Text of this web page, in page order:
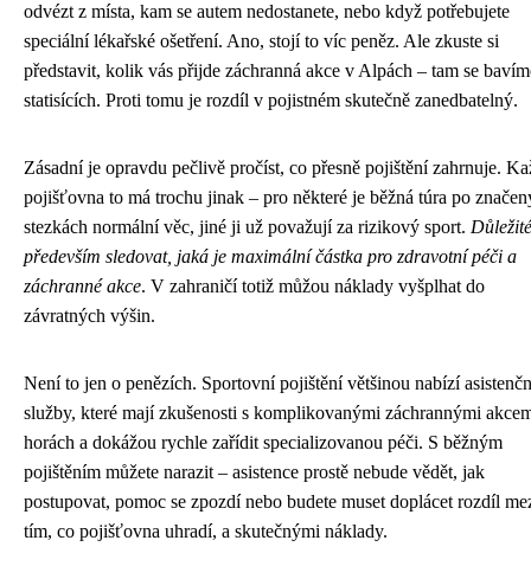
odvézt z místa, kam se autem nedostanete, nebo když potřebujete
speciální lékařské ošetření. Ano, stojí to víc peněz. Ale zkuste si
představit, kolik vás přijde záchranná akce v Alpách – tam se
statisících. Proti tomu je rozdíl v pojistném skutečně zanedbatelný.
Zásadní je opravdu pečlivě pročíst, co přesně pojištění zahrnuje.
pojišťovna to má trochu jinak – pro některé je běžná túra po
stezkách normální věc, jiné ji už považují za rizikový sport.
především sledovat, jaká je maximální částka pro zdravotní péči a
záchranné akce. V zahraničí totiž můžou náklady vyšplhat do
závratných výšin.
Není to jen o penězích. Sportovní pojištění většinou nabízí
služby, které mají zkušenosti s komplikovanými záchrannými
horách a dokážou rychle zařídit specializovanou péči. S běžným
pojištěním můžete narazit – asistence prostě nebude vědět, jak
postupovat, pomoc se zpozdí nebo budete muset doplácet rozdíl
tím, co pojišťovna uhradí, a skutečnými náklady.